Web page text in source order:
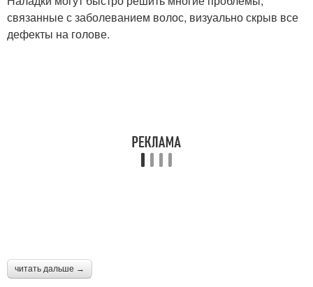
связанные с заболеванием волос, визуально скрыв все
дефекты на голове.
читать дальше →